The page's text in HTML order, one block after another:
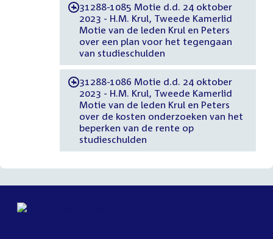
-31288-1085 Motie d.d. 24 oktober
2023 - H.M. Krul, Tweede Kamerlid
Motie van de leden Krul en Peters
over een plan voor het tegengaan
van studieschulden
-31288-1086 Motie d.d. 24 oktober
2023 - H.M. Krul, Tweede Kamerlid
Motie van de leden Krul en Peters
over de kosten onderzoeken van het
beperken van de rente op
studieschulden